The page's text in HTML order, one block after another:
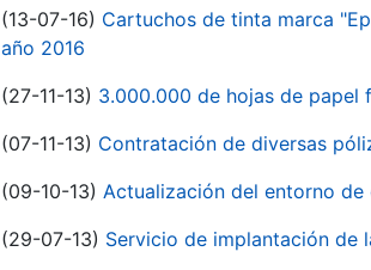
(13-07-16) Cartuchos de tinta marca
año 2016
(27-11-13) 3.000.000 de hojas de
(07-11-13) Contratación de diversas
(09-10-13) Actualización del entorno de
(29-07-13) Servicio de implantación de